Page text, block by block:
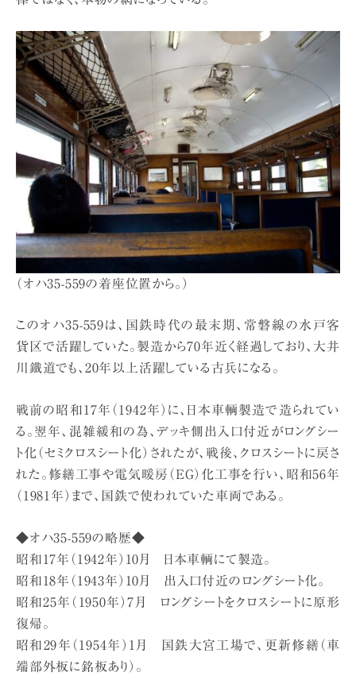
（オハ35-559の着座位置から。）
このオハ35-559は、国鉄時代の最末期、常磐線の水戸客
貨区で活躍していた。製造から70年近く経過しており、大井
川鐵道でも、20年以上活躍している古兵になる。
戦前の昭和17年（1942年）に、日本車輌製造で造られてい
る。翌年、混雑緩和の為、デッキ側出入口付近がロングシー
ト化（セミクロスシート化）されたが、戦後、クロスシートに戻さ
れた。修繕工事や電気暖房（EG）化工事を行い、昭和56年
（1981年）まで、国鉄で使われていた車両である。
◆オハ35-559の略歴◆
昭和17年（1942年）10月 日本車輌にて製造。
昭和18年（1943年）10月 出入口付近のロングシート化。
昭和25年（1950年）7月 ロングシートをクロスシートに原形
復帰。
昭和29年（1954年）1月 国鉄大宮工場で、更新修繕（車
端部外板に銘板あり）。